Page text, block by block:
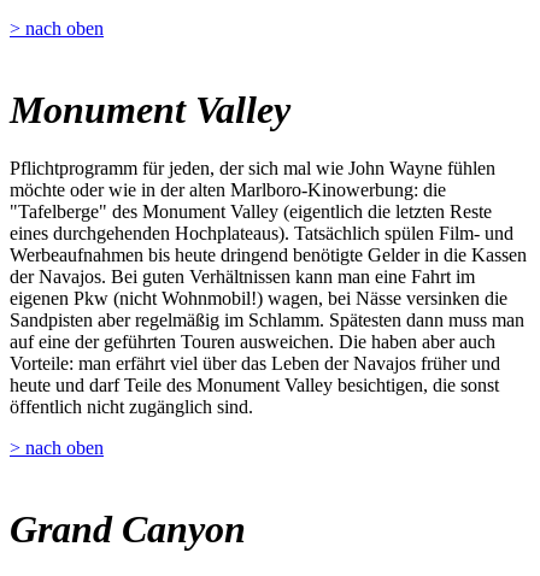
> nach oben
Monument Valley
Pflichtprogramm für jeden, der sich mal wie John Wayne fühlen
möchte oder wie in der alten Marlboro-Kinowerbung: die
"Tafelberge" des Monument Valley (eigentlich die letzten Reste
eines durchgehenden Hochplateaus). Tatsächlich spülen Film- und
Werbeaufnahmen bis heute dringend benötigte Gelder in die Kassen
der Navajos. Bei guten Verhältnissen kann man eine Fahrt im
eigenen Pkw (nicht Wohnmobil!) wagen, bei Nässe versinken die
Sandpisten aber regelmäßig im Schlamm. Spätesten dann muss man
auf eine der geführten Touren ausweichen. Die haben aber auch
Vorteile: man erfährt viel über das Leben der Navajos früher und
heute und darf Teile des Monument Valley besichtigen, die sonst
öffentlich nicht zugänglich sind.
> nach oben
Grand Canyon